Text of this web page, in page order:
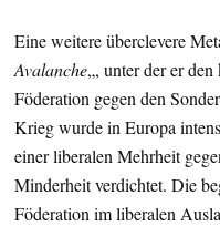
Eine weitere überclevere
Avalanche„, unter der er
Föderation gegen den
Krieg wurde in Europa
einer liberalen Mehrheit
Minderheit verdichtet. Die
Föderation im liberalen